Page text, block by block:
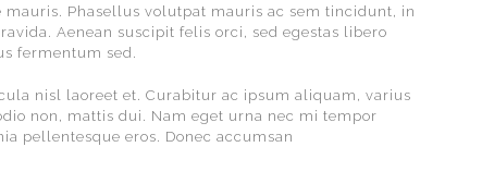
Phasellus volutpat mauris ac sem tincidunt, in
Aenean suscipit felis orci, sed egestas libero
fermentum sed.
nisl laoreet et. Curabitur ac ipsum aliquam, varius
non, mattis dui. Nam eget urna nec mi tempor
pellentesque eros. Donec accumsan